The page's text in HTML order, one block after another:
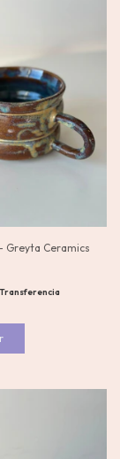
Greyta Ceramics
Transferencia